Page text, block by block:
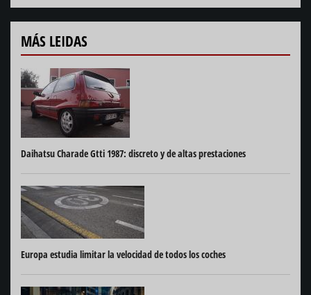
MÁS LEIDAS
Daihatsu Charade Gtti 1987: discreto y de altas prestaciones
Europa estudia limitar la velocidad de todos los coches